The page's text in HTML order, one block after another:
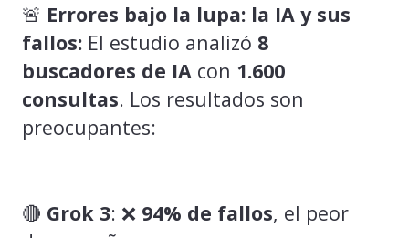
🚨 Errores bajo la lupa: la IA y sus
fallos: El estudio analizó 8
buscadores de IA con 1.600
consultas. Los resultados son
preocupantes:
🔴 Grok 3: ❌ 94% de fallos, el peor